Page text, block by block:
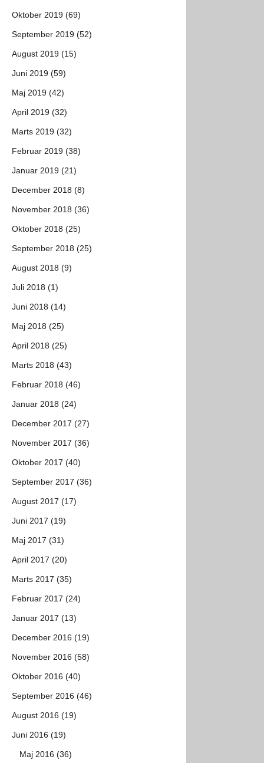
Oktober 2019 (69)
September 2019 (52)
August 2019 (15)
Juni 2019 (59)
Maj 2019 (42)
April 2019 (32)
Marts 2019 (32)
Februar 2019 (38)
Januar 2019 (21)
December 2018 (8)
November 2018 (36)
Oktober 2018 (25)
September 2018 (25)
August 2018 (9)
Juli 2018 (1)
Juni 2018 (14)
Maj 2018 (25)
April 2018 (25)
Marts 2018 (43)
Februar 2018 (46)
Januar 2018 (24)
December 2017 (27)
November 2017 (36)
Oktober 2017 (40)
September 2017 (36)
August 2017 (17)
Juni 2017 (19)
Maj 2017 (31)
April 2017 (20)
Marts 2017 (35)
Februar 2017 (24)
Januar 2017 (13)
December 2016 (19)
November 2016 (58)
Oktober 2016 (40)
September 2016 (46)
August 2016 (19)
Juni 2016 (19)
Maj 2016 (36)